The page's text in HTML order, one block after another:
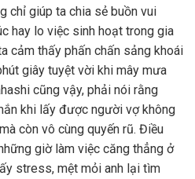
chỉ giúp ta chia sẻ buồn vui
hay lo việc sinh hoạt trong gia
cảm thấy phấn chấn sảng khoái
giây tuyệt vời khi mây mưa
cũng vậy, phải nói rằng
khi lấy được người vợ không
còn vô cùng quyến rũ. Điều
giờ làm việc căng thẳng ở
stress, mệt mỏi anh lại tìm